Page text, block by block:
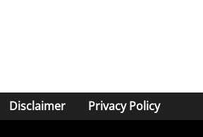
Disclaimer Privacy Policy